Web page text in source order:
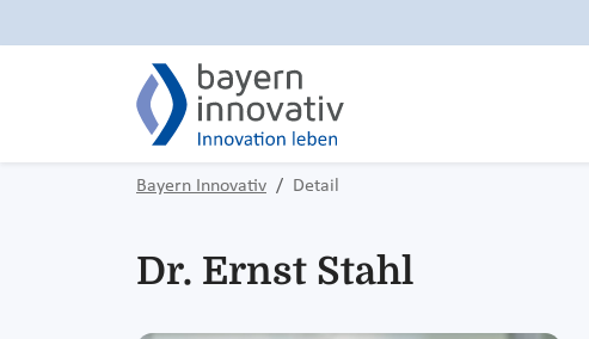
Bayern Innovativ Detail
Dr. Ernst Stahl